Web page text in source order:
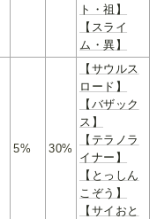
ト・祖】
【スライ
ム・異】
5% 30%
【サウルス
ロード】
【バザック
ス】
【テラノラ
イナー】
【とっしん
こぞう】
【サイおと